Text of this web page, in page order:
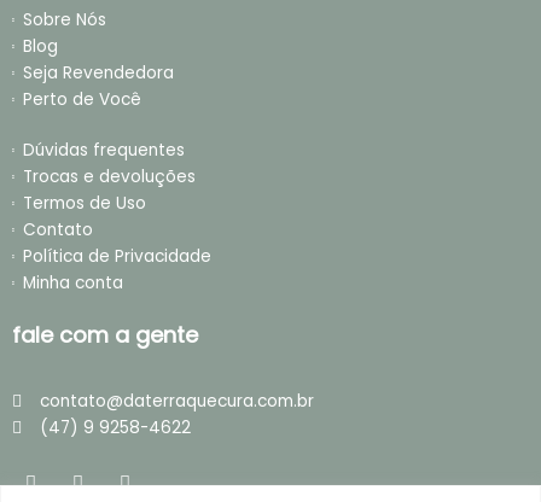
Sobre Nós
Blog
Seja Revendedora
Perto de Você
Dúvidas frequentes
Trocas e devoluções
Termos de Uso
Contato
Política de Privacidade
Minha conta
fale com a gente
contato@daterraquecura.com.br
(47) 9 9258-4622
I
n
F
a
T
i